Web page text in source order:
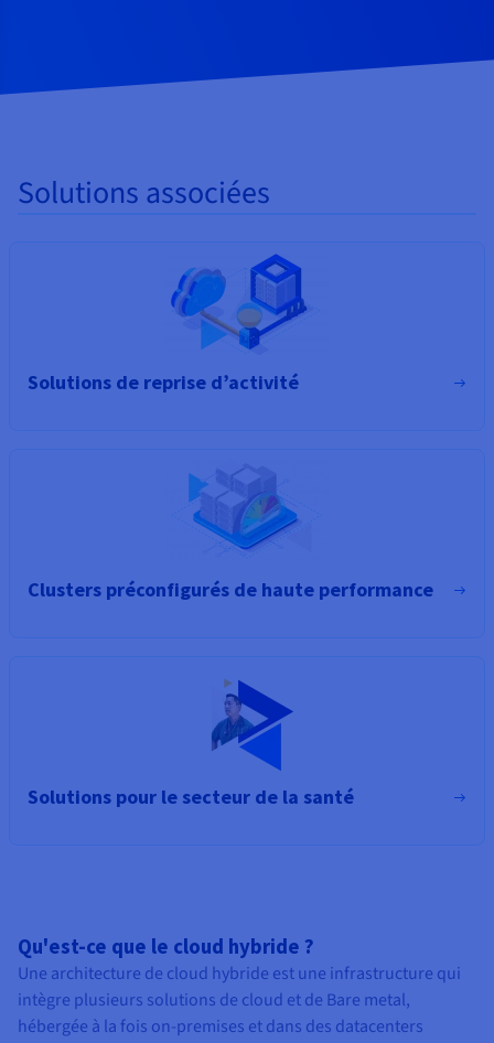
Solutions associées
Solutions de reprise d’activité
Clusters préconfigurés de haute performance
Solutions pour le secteur de la santé
Qu'est-ce que le cloud hybride ?
Une architecture de cloud hybride est une infrastructure qui
intègre plusieurs solutions de cloud et de Bare metal,
hébergée à la fois on-premises et dans des datacenters